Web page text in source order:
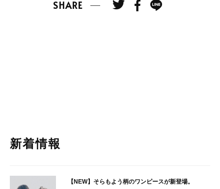
SHARE
新着情報
【NEW】そらもよう柄のワンピースが新登場。